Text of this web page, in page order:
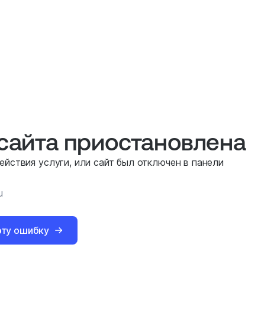
приостановлена
услуги, или сайт был отключен в панели
ошибку